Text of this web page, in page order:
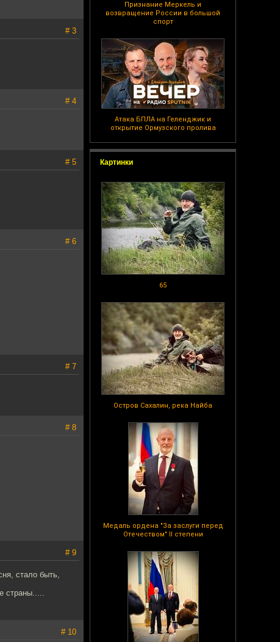
Признание Меркель и
возвращение России в большой
спорт
Атака БПЛА на Геленджик и
открытие Ормузского пролива
Картинки
65
Остров Сахалин, река Найба
Медаль ордена "За заслуги перед
Отечеством" II степени
# 3
# 4
# 5
# 6
# 7
# 8
# 9
стало быть,
страны.....
# 10